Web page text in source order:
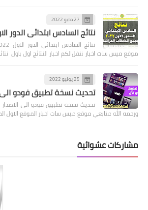
27 مايو 2022
نتائج السادس ابتدائي الدور الاول
موقع ميس سات اخبار ننقل لكم اخبار النتائج اول باول
25 يوليو 2022
تحديث نسخة تطبيق فودو الى
ورحمه الله متابعي موقع ميس سات اخبار الموقع الاول
مشاركات عشوائية